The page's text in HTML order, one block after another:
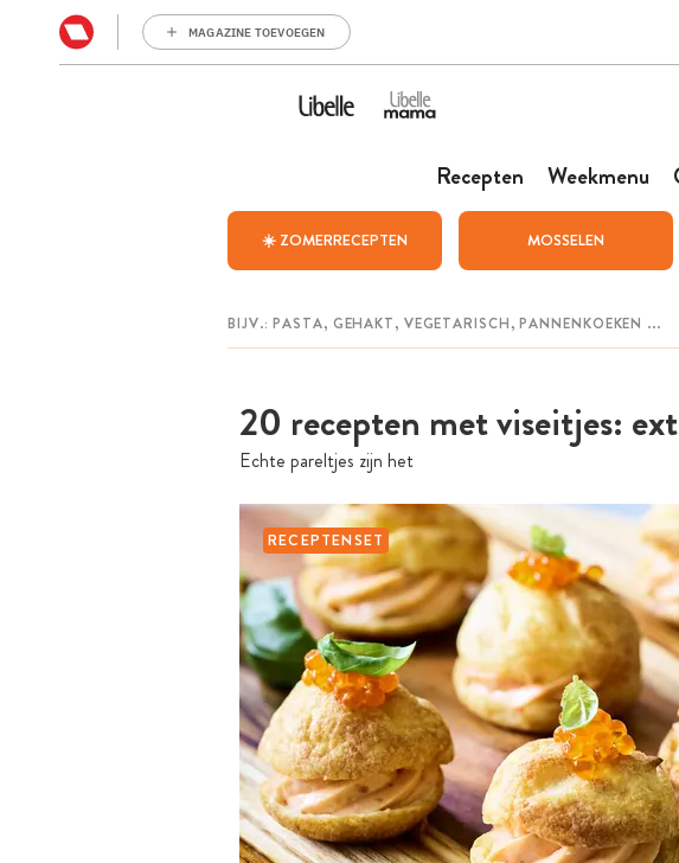
MAGAZINE TOEVOEGEN
Recepten Weekmenu
☀️ ZOMERRECEPTEN MOSSELEN
20 recepten met viseitjes:
Echte pareltjes zijn het
RECEPTENSET